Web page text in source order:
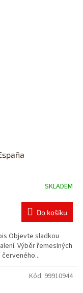
SKLADEM
Do košíku
Objevte sladkou
Výběr řemeslných
Kód: 99910944